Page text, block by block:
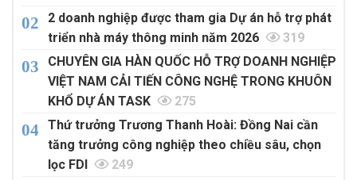
2 doanh nghiệp được tham gia Dự án hỗ trợ phát
triển nhà máy thông minh năm 2026
319
CHUYÊN GIA HÀN QUỐC HỖ TRỢ DOANH NGHIỆP
VIỆT NAM CẢI TIẾN CÔNG NGHỆ TRONG KHUÔN
KHỔ DỰ ÁN TASK
275
Thứ trưởng Trương Thanh Hoài: Đồng Nai cần
tăng trưởng công nghiệp theo chiều sâu, chọn
lọc FDI
249